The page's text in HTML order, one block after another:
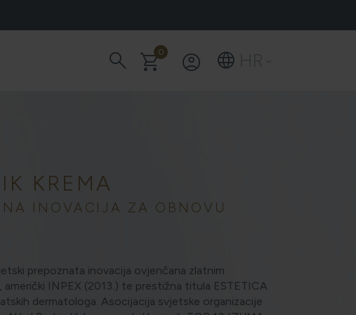
PLAŽI?
search shopping_cart0 account_circle language
KREMA
INOVACIJA ZA OBNOVU
prepoznata inovacija ovjenčana zlatnim
INPEX (2013.) te prestižna titula ESTETICA
dermatologa. Asocijacija svjetske organizacije